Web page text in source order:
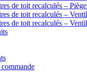
de toit recalculés –
de toit recalculés –
de toit recalculés –